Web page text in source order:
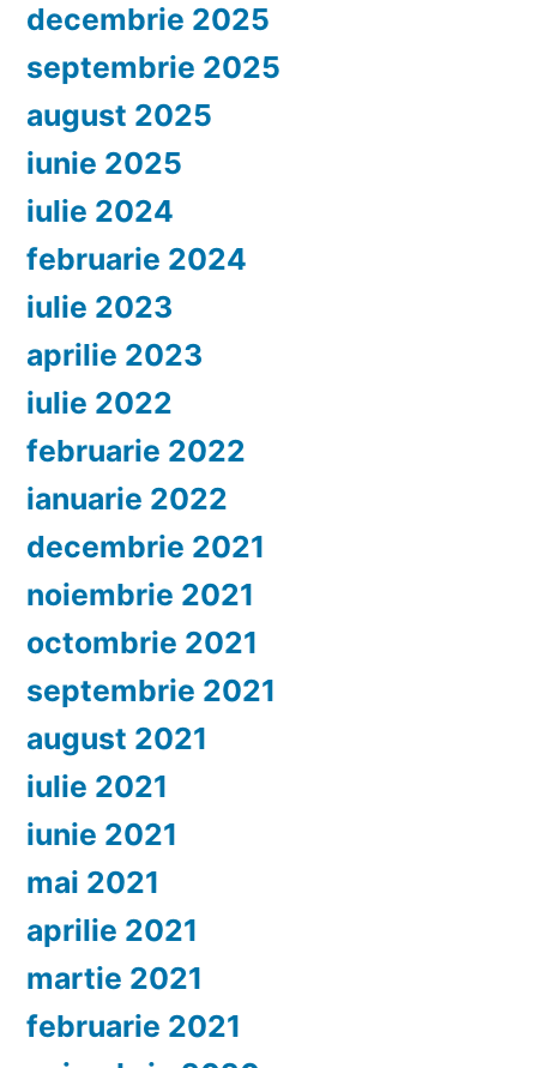
decembrie 2025
septembrie 2025
august 2025
iunie 2025
iulie 2024
februarie 2024
iulie 2023
aprilie 2023
iulie 2022
februarie 2022
ianuarie 2022
decembrie 2021
noiembrie 2021
octombrie 2021
septembrie 2021
august 2021
iulie 2021
iunie 2021
mai 2021
aprilie 2021
martie 2021
februarie 2021